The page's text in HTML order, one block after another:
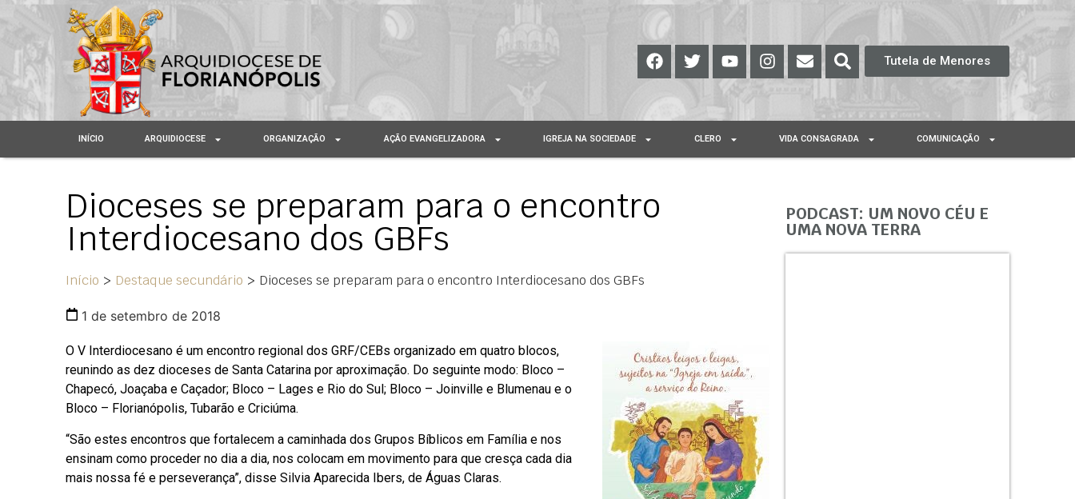
Tutela de Menores
INÍCIO ARQUIDIOCESE ORGANIZAÇÃO AÇÃO EVANGELIZADORA IGREJA NA SOCIEDADE CLERO VIDA CONSAGRADA COMUNICAÇÃO
Dioceses se preparam para o encontro
Interdiocesano dos GBFs
Início > Destaque secundário > Dioceses se preparam para o encontro Interdiocesano dos GBFs
1 de setembro de 2018
O V Interdiocesano é um encontro regional dos GRF/CEBs organizado em quatro blocos,
reunindo as dez dioceses de Santa Catarina por aproximação. Do seguinte modo: Bloco –
Chapecó, Joaçaba e Caçador; Bloco – Lages e Rio do Sul; Bloco – Joinville e Blumenau e o
Bloco – Florianópolis, Tubarão e Criciúma.
“São estes encontros que fortalecem a caminhada dos Grupos Bíblicos em Família e nos
ensinam como proceder no dia a dia, nos colocam em movimento para que cresça cada dia
mais nossa fé e perseverança”, disse Silvia Aparecida Ibers, de Águas Claras.
PODCAST: UM NOVO CÉU E
UMA NOVA TERRA